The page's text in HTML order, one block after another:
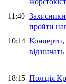
11:40
пройти
10:14 Концерти,
18:15 Поліція